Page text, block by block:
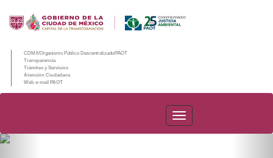
CDMX/Organismo Público Descentralizado/PAOT
Transparencia
Trámites y Servicios
Atención Ciudadana
Web e-mail PAOT
PAOT